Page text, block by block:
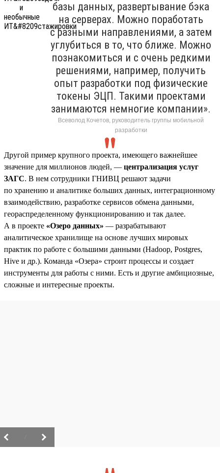
базы данных, развертывание бэка
на серверах. Можно поработать
с разными направлениями, а затем
углубиться в то, что ближе. Можно
познакомиться и с очень редкими
решениями, например, получить
опыт разработки под физические
токены ЭЦП. Такими проектами
занимаются немногие компании».
Всеволод Кочетов, руководитель группы мобильной
разработки
Другой пример крупного проекта, имеющего важнейшее
значение для миллионов людей, — централизация услуг
ЗАГС. В нем сотрудники ГНИВЦ решают задачи
по хранению и аналитике больших данных, интеграционному
взаимодействию, разработке сервисов обмена данными,
геораспределенному функционированию и так далее.
А в проекте «Озеро данных» — разрабатывают
аналитическое хранилище на основе лучших мировых
практик по работе с большими данными (Hadoop, Postgres,
Hive и др.). Команда «Озера» строит процессы и создает
инструменты для работы с ними. Есть и другие амбициозные,
сложные и интересные проекты.